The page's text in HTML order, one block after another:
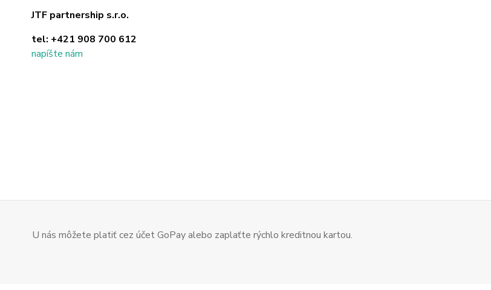
JTF partnership s.r.o.
tel: +421 908 700 612
napíšte nám
U nás môžete platiť cez účet GoPay alebo zaplaťte rýchlo kreditnou kartou.